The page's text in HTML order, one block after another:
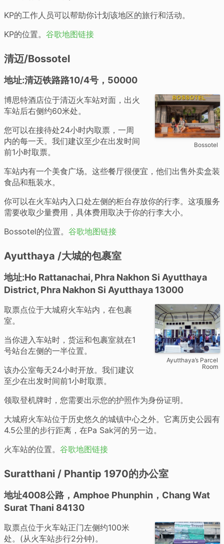
KP的工作人员可以帮助你计划该地区的旅行和活动。
KP的位置。 谷歌地图链接
清迈/Bossotel
地址:清迈铁路路10/4号，50000
Bossotel
博思特酒店位于清迈火车站对面，出火
车站后右侧约60米处。
您可以在接待处24小时内取票，一周
内的每一天。我们建议至少在出发时间
前1小时取票。
车站内有一个美食广场。这些餐厅很便宜，他们出售外卖盒装
食品和瓶装水。
你可以在火车站内入口处左侧的柜台存放你的行李。这项服务
需要收取少量费用，具体费用取决于你的行李大小。
Bossotel的位置。 谷歌地图链接
Ayutthaya /大城的包裹室
地址:Ho Rattanachai, Phra Nakhon Si Ayutthaya
District, Phra Nakhon Si Ayutthaya 13000
Ayutthaya’s Parcel
Room
取票点位于大城府火车站内，在包裹
室。
当你进入车站时，货运和包裹室就在1
号站台左侧的一半位置。
该办公室每天24小时开放。我们建议
至少在出发时间前1小时取票。
领取登机牌时，您需要出示您的护照作为身份证明。
大城府火车站位于历史悠久的城镇中心之外。它离历史公园有
4.5公里的步行距离，在Pa Sak河的另一边。
火车站的位置。 谷歌地图链接
Suratthani / Phantip 1970的办公室
地址4008公路，Amphoe Phunphin，Chang Wat
Surat Thani 84130
取票点位于火车站正门左侧约100米
处。(从火车站步行2分钟)。